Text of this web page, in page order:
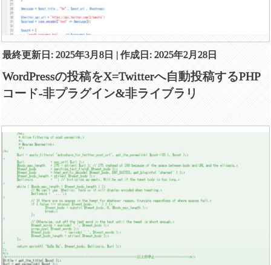
最終更新日: 2025年3月8日 | 作成日: 2025年2月28日
WordPressの投稿をX=Twitterへ自動投稿するPHP
コード-非プラグイン&非ライブラリ